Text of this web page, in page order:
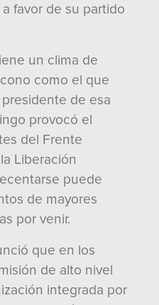
favor de su partido
un clima de
como el que
de esa
provocó el
del Frente
Liberación
puede
de mayores
por venir.
que en los
de alto nivel
integrada por